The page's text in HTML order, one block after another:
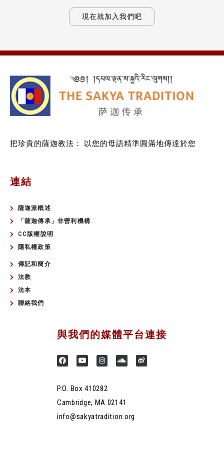
現在就加入我們吧
把珍貴的薩迦教法： 以您的母語精準圓滿地傳達於您
連結
薩迦派概述
「薩迦傳承」非營利機構
CC版權說明
隱私權政策
傳記和簡介
法教
法本
聯絡我們
與我們的媒體平台連接
P.O. Box 410282
Cambridge, MA 02141
info@sakyatradition.org